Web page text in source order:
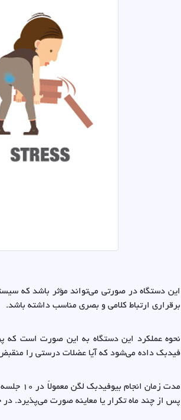
این دستگاه در صورتی می‌تواند مؤثر باشد که
برقراری ارتباط کلامی و بصری مناسب داشته باشد.
نحوه عملکرد این دستگاه به این صورت است که
فیدبک داده می‌شود که آیا عضلات درستی را
پس از چند ماه تکرار یا معاینه صورت